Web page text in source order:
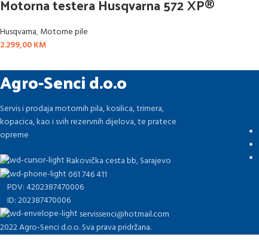
Motorna testera Husqvarna 572 XP®
Husqvarna,Motorne pile
2.299,00KM
Agro-Senci d.o.o
Servis i prodaja motornih pila, kosilica, trimera,
kopacica, kao i svih rezervnih dijelova, te pratece
opreme
Rakovička cesta bb, Sarajevo
061 746 411
PDV: 4202387470006
ID: 202387470006
servissenci@hotmail.com
2022 Agro-Senci d.o.o. Sva prava pridržana.